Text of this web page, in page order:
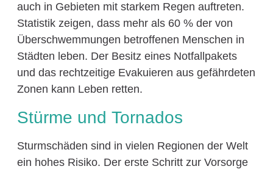
auch in Gebieten mit starkem Regen auftreten.
Statistik zeigen, dass mehr als 60 % der von
Überschwemmungen betroffenen Menschen in
Städten leben. Der Besitz eines Notfallpakets
und das rechtzeitige Evakuieren aus gefährdeten
Zonen kann Leben retten.
Stürme und Tornados
Sturmschäden sind in vielen Regionen der Welt
ein hohes Risiko. Der erste Schritt zur Vorsorge